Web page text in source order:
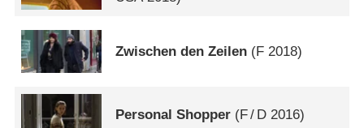
Zwischen den Zeilen (F 2018)
Personal Shopper (F/ D 2016)